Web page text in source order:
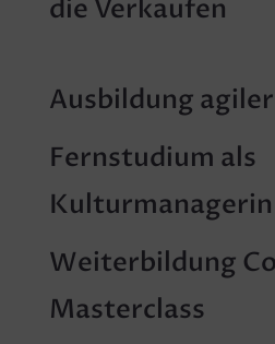
die Verkaufen
Ausbildung
Fernstudium als
Kulturmanagerin
Weiterbildung
Masterclass